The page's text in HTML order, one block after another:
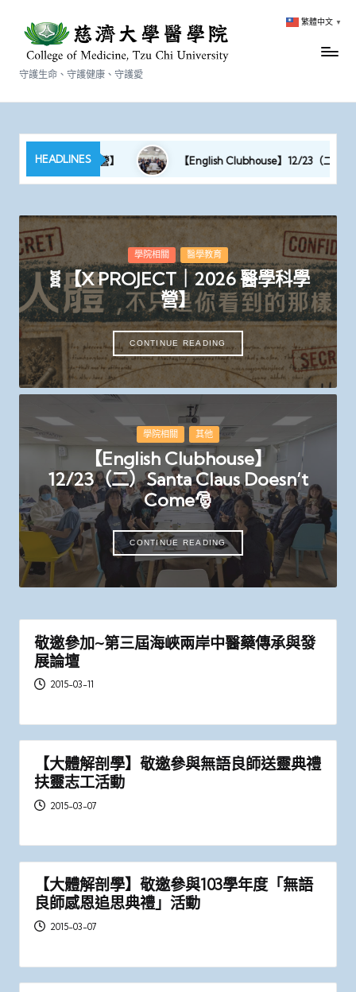
守護生命、守護健康、守護愛
HEADLINES
｜2026 醫學科學營】 【English Clubhouse】12/23（二）
Posted
in
學院相關 醫學教育
🧬【X PROJECT｜2026 醫學科學
營】
CONTINUE READING
Posted
學院相關 其他
【English Clubhouse】
12/23（二）Santa Claus Doesn’t
Come🎅
CONTINUE READING
敬邀參加~第三屆海峽兩岸中醫藥傳承與發
展論壇
2015-03-11
【大體解剖學】敬邀參與無語良師送靈典禮
扶靈志工活動
2015-03-07
【大體解剖學】敬邀參與103學年度「無語
良師感恩追思典禮」活動
2015-03-07
繁體中文 ▼